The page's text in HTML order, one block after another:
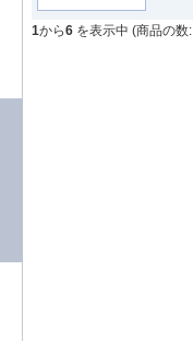
1から6 を表示中 (商品の数: